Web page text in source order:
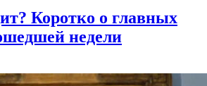
Коротко о главных
недели